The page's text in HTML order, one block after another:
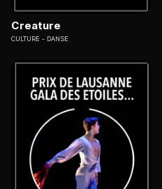
Creature
CULTURE DANSE